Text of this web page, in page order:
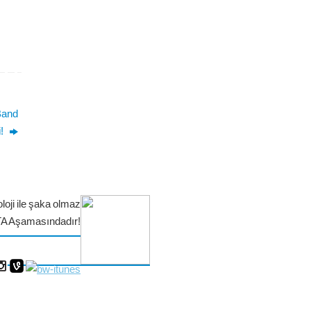
ile şaka olmaz
Aşamasındadır!